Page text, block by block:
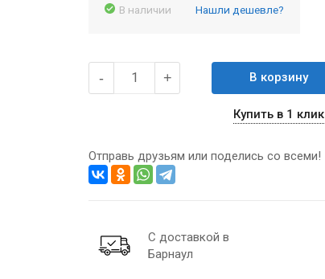
В наличии Нашли дешевле?
- + В корзину
Купить в 1 клик
Отправь друзьям или поделись со всеми!
С доставкой в
Барнаул